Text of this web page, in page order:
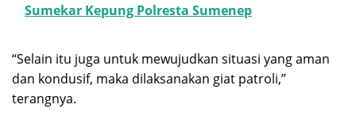
Sumekar Kepung Polresta Sumenep
“Selain itu juga untuk mewujudkan situasi yang aman
dan kondusif, maka dilaksanakan giat patroli,”
terangnya.